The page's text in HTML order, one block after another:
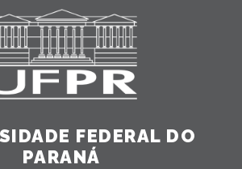
FEDERAL DO
PARANÁ